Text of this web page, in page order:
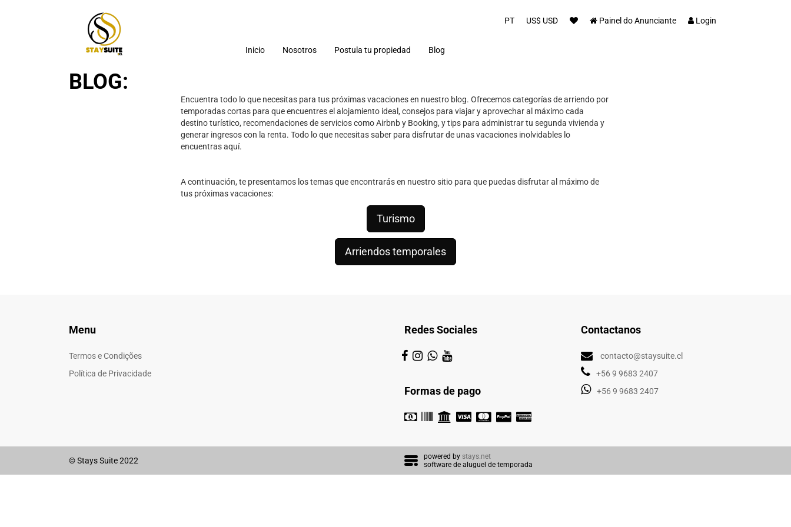
PT US$ USD Painel do Anunciante Login
Inicio Nosotros Postula tu propiedad Blog
BLOG:
Encuentra todo lo que necesitas para tus próximas vacaciones en nuestro blog. Ofrecemos categorías de arriendo por
temporadas cortas para que encuentres el alojamiento ideal, consejos para viajar y aprovechar al máximo cada
destino turístico, recomendaciones de servicios como Airbnb y Booking, y tips para administrar tu segunda vivienda y
generar ingresos con la renta. Todo lo que necesitas saber para disfrutar de unas vacaciones inolvidables lo
encuentras aquí.
A continuación, te presentamos los temas que encontrarás en nuestro sitio para que puedas disfrutar al máximo de
tus próximas vacaciones:
Turismo
Arriendos temporales
Menu
Termos e Condições
Política de Privacidade
Redes Sociales
Formas de pago
Contactanos
contacto@staysuite.cl
+56 9 9683 2407
+56 9 9683 2407
© Stays Suite 2022 powered by stays.net
software de aluguel de temporada